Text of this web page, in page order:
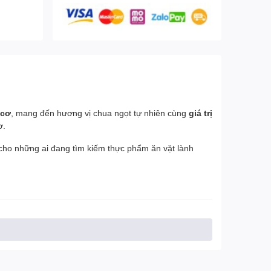
, mang đến hương vị chua ngọt tự nhiên cùng giá trị
những ai đang tìm kiếm thực phẩm ăn vặt lành